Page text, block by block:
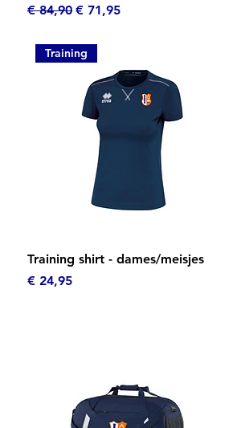
Normale prijs
€ 84,90 Verkoopprijs
€ 71,95
Snel overzicht
Training
Training shirt - dames/meisjes
Prijs
€ 24,95